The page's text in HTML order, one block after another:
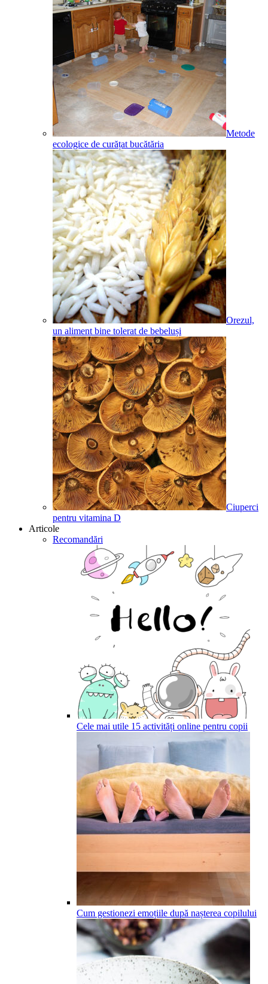
Metode
ecologice de curățat bucătăria
Orezul,
un aliment bine tolerat de bebeluși
Ciuperci
pentru vitamina D
Articole
Recomandări
Cele mai utile 15 activități online pentru copii
Cum gestionezi emoțiile după nașterea copilului